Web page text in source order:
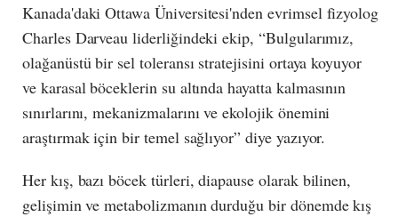
Kanada'daki Ottawa Üniversitesi'nden evrimsel fizyolog
Charles Darveau liderliğindeki ekip, “Bulgularımız,
olağanüstü bir sel toleransı stratejisini ortaya koyuyor
ve karasal böceklerin su altında hayatta kalmasının
sınırlarını, mekanizmalarını ve ekolojik önemini
araştırmak için bir temel sağlıyor” diye yazıyor.
Her kış, bazı böcek türleri, diapause olarak bilinen,
gelişimin ve metabolizmanın durduğu bir dönemde kış